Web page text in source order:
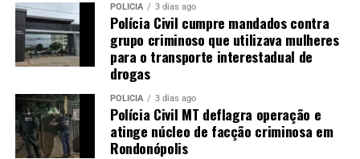
POLÍCIA 3 dias ago
Polícia Civil cumpre mandados contra
grupo criminoso que utilizava mulheres
para o transporte interestadual de
drogas
POLÍCIA 3 dias ago
Polícia Civil MT deflagra operação e
atinge núcleo de facção criminosa em
Rondonópolis